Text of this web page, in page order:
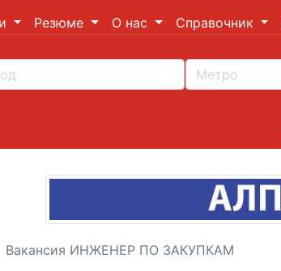
Резюме О нас Справочник
Вакансия ИНЖЕНЕР ПО ЗАКУПКАМ